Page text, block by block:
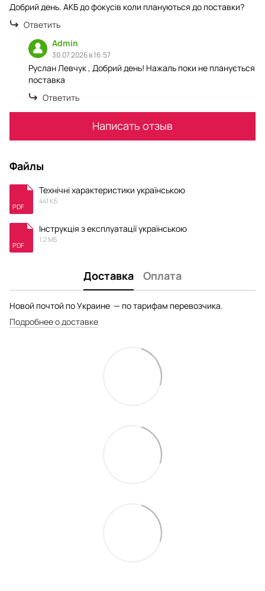
Добрий день. АКБ до фокусів коли плануються до поставки?
Ответить
Admin
30.07.2026 в 16:57
Руслан Левчук , Добрий день! Нажаль поки не планується
поставка
Ответить
Написать отзыв
Файлы
PDF
Технічні характеристики українською
441 КБ
PDF
Інструкція з експлуатації українською
1.2 МБ
Доставка Оплата
Новой почтой по Украине — по тарифам перевозчика.
Подробнее о доставке